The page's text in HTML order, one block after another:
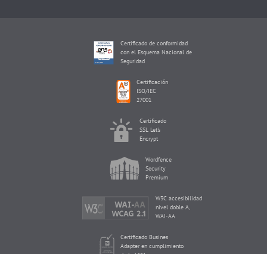
Certificado de conformidad
con el Esquema Nacional de
Seguridad
Certificación
ISO/IEC
27001
Certificado
SSL Let's
Encrypt
Wordfence
Security
Premium
W3C accesibilidad
nivel doble A,
WAI-AA
Certificado Busines
Adapter en cumplimiento